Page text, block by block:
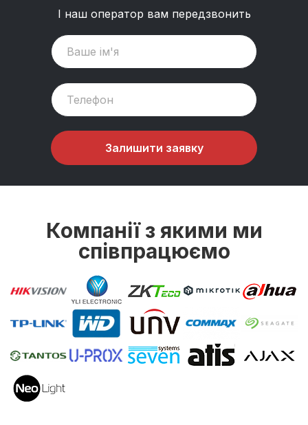
І наш оператор вам передзвонить
Залишити заявку
Компанії з якими ми
співпрацюємо